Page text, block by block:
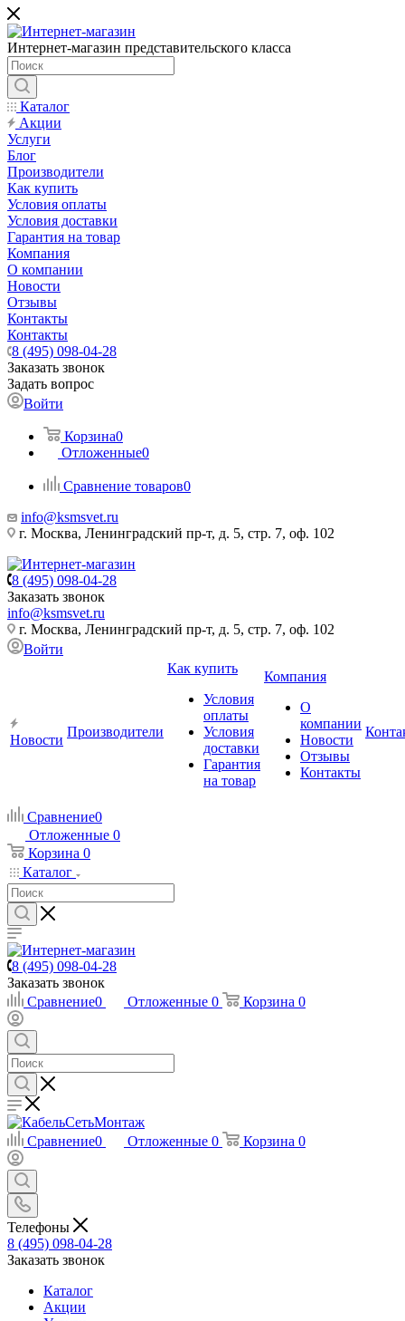
Интернет-магазин представительского класса
Каталог
Акции
Услуги
Блог
Производители
Как купить
Условия оплаты
Условия доставки
Гарантия на товар
Компания
О компании
Новости
Отзывы
Контакты
Контакты
8 (495) 098-04-28
Заказать звонок
Задать вопрос
Войти
Корзина0
Отложенные0
Сравнение товаров0
info@ksmsvet.ru
г. Москва, Ленинградский пр-т, д. 5, стр. 7, оф. 102
8 (495) 098-04-28
Заказать звонок
info@ksmsvet.ru
г. Москва, Ленинградский пр-т, д. 5, стр. 7, оф. 102
Войти
Новости
Производители
Как купить
Условия
оплаты
Условия
доставки
Гарантия
на товар
Компания
О
компании
Новости
Отзывы
Контакты
Сравнение0
Отложенные 0
Корзина 0
Каталог
8 (495) 098-04-28
Заказать звонок
Сравнение0 Отложенные 0 Корзина 0
Сравнение0 Отложенные 0 Корзина 0
Телефоны
8 (495) 098-04-28
Заказать звонок
Каталог
Акции